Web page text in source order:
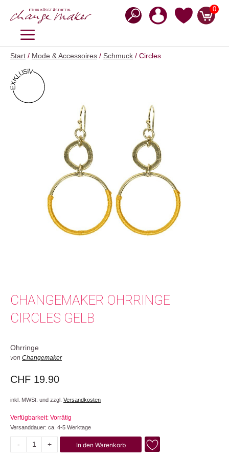
Inhalt
0
MENÜ
Start / Mode & Accessoires / Schmuck / Circles
CHANGEMAKER OHRRINGE
CIRCLES GELB
Ohrringe
von Changemaker
CHF 19.90
inkl. MWSt. und zzgl. Versandkosten
Verfügbarkeit: Vorrätig
Versanddauer: ca. 4-5 Werktage
-
Circles
+ In den Warenkorb